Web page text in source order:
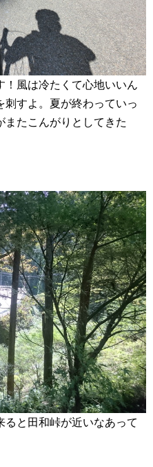
！風は冷たくて心地いいん
刺すよ。夏が終わっていっ
またこんがりとしてきた
ると田和峠が近いなあって